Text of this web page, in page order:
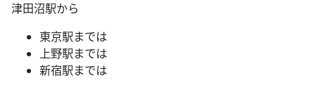
津田沼駅から
東京駅までは
上野駅までは
新宿駅までは